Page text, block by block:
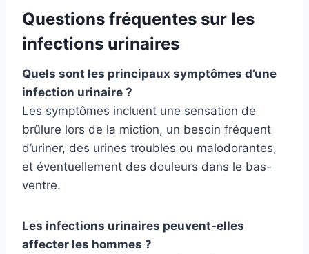
Questions fréquentes sur les
infections urinaires
Quels sont les principaux symptômes d’une
infection urinaire ?
Les symptômes incluent une sensation de
brûlure lors de la miction, un besoin fréquent
d’uriner, des urines troubles ou malodorantes,
et éventuellement des douleurs dans le bas-
ventre.
Les infections urinaires peuvent-elles
affecter les hommes ?